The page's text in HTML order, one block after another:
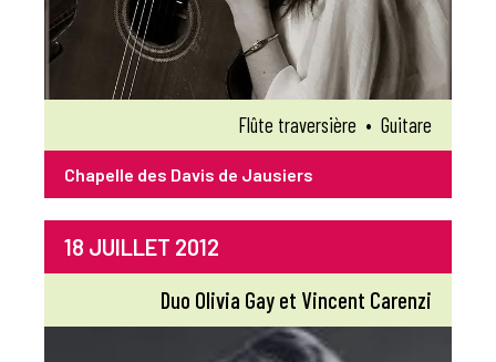
Flûte traversière • Guitare
Chapelle des Davis de Jausiers
18 JUILLET 2012
Duo Olivia Gay et Vincent Carenzi